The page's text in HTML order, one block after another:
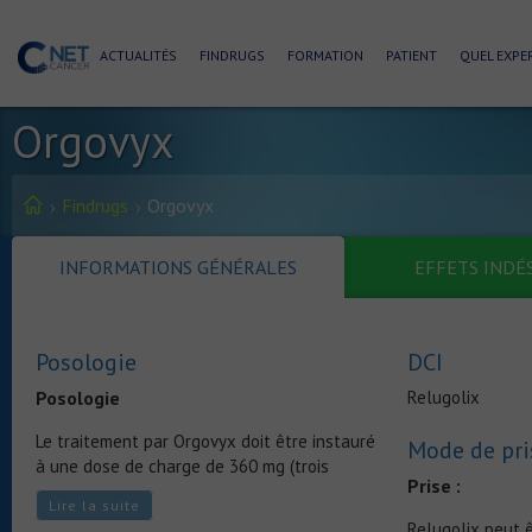
ACTUALITÉS FINDRUGS FORMATION PATIENT QUEL
Orgovyx
Findrugs Orgovyx
INFORMATIONS GÉNÉRALES EFFETS
Posologie
Posologie
Le traitement par Orgovyx doit être instauré
à une dose de charge de 360 mg (trois
comprimés) le premier jour et poursuivi à une
dose de 120 mg (un comprimé) en une prise
Lire la suite
DCI
Relugolix
Mode de
Prise :